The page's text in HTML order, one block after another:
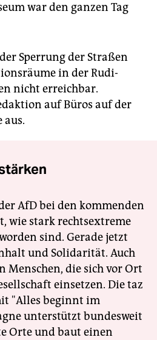
war den ganzen Tag
Sperrung der Straßen
in der Rudi-
nicht erreichbar.
auf Büros auf der
aus.
AfD bei den kommenden
wie stark rechtsextreme
sind. Gerade jetzt
und Solidarität. Auch
Menschen, die sich vor Ort
einsetzen. Die taz
"Alles beginnt im
unterstützt bundesweit
Orte und baut einen